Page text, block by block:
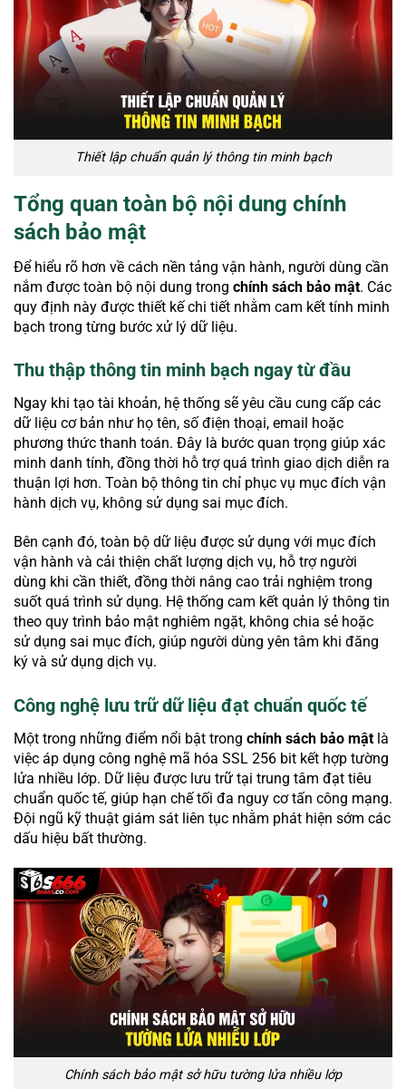
Thiết lập chuẩn quản lý thông tin minh bạch
Tổng quan toàn bộ nội dung chính
sách bảo mật
Để hiểu rõ hơn về cách nền tảng vận hành, người dùng cần
nắm được toàn bộ nội dung trong chính sách bảo mật. Các
quy định này được thiết kế chi tiết nhằm cam kết tính minh
bạch trong từng bước xử lý dữ liệu.
Thu thập thông tin minh bạch ngay từ đầu
Ngay khi tạo tài khoản, hệ thống sẽ yêu cầu cung cấp các
dữ liệu cơ bản như họ tên, số điện thoại, email hoặc
phương thức thanh toán. Đây là bước quan trọng giúp xác
minh danh tính, đồng thời hỗ trợ quá trình giao dịch diễn ra
thuận lợi hơn. Toàn bộ thông tin chỉ phục vụ mục đích vận
hành dịch vụ, không sử dụng sai mục đích.
Bên cạnh đó, toàn bộ dữ liệu được sử dụng với mục đích
vận hành và cải thiện chất lượng dịch vụ, hỗ trợ người
dùng khi cần thiết, đồng thời nâng cao trải nghiệm trong
suốt quá trình sử dụng. Hệ thống cam kết quản lý thông tin
theo quy trình bảo mật nghiêm ngặt, không chia sẻ hoặc
sử dụng sai mục đích, giúp người dùng yên tâm khi đăng
ký và sử dụng dịch vụ.
Công nghệ lưu trữ dữ liệu đạt chuẩn quốc tế
Một trong những điểm nổi bật trong chính sách bảo mật là
việc áp dụng công nghệ mã hóa SSL 256 bit kết hợp tường
lửa nhiều lớp. Dữ liệu được lưu trữ tại trung tâm đạt tiêu
chuẩn quốc tế, giúp hạn chế tối đa nguy cơ tấn công mạng.
Đội ngũ kỹ thuật giám sát liên tục nhằm phát hiện sớm các
dấu hiệu bất thường.
Chính sách bảo mật sở hữu tường lửa nhiều lớp